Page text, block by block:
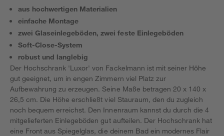
aus hochwertigen Materialien
einfache Montage
zwei Glaseinlegeböden, zwei feste Einlegeböden
Soft-Close-System
robust und langlebig
Der Hochschrank 'Luxor' von Fackelmann ist mit seiner Höhe
gut geeignet, um in engen Zimmern viel Platz zur
Aufbewahrung zu erzeugen. Seine Maße betragen 20 x 140 x
26,5 cm. Die Höhe erschließt viel Stauraum, den du zugleich
noch bequem erreichst. Den Innenraum kannst du durch die 4
mitgelieferten Einlegeböden gut aufteilen. Der Hochschrank hat
eine Front aus Spiegelglas, die deinem Bad ein modernes Flair